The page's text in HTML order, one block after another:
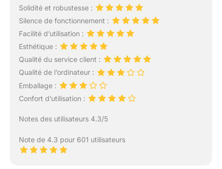
Solidité et robustesse :
Silence de fonctionnement :
Facilité d’utilisation :
Esthétique :
Qualité du service client :
Qualité de l’ordinateur :
Emballage :
Confort d’utilisation :
Notes des utilisateurs 4.3/5
Note de 4.3 pour 601 utilisateurs